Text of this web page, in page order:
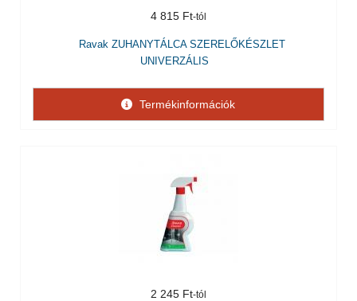
4 815 Ft
Ravak ZUHANYTÁLCA SZERELŐKÉSZLET
UNIVERZÁLIS
Termékinformációk
2 245 Ft